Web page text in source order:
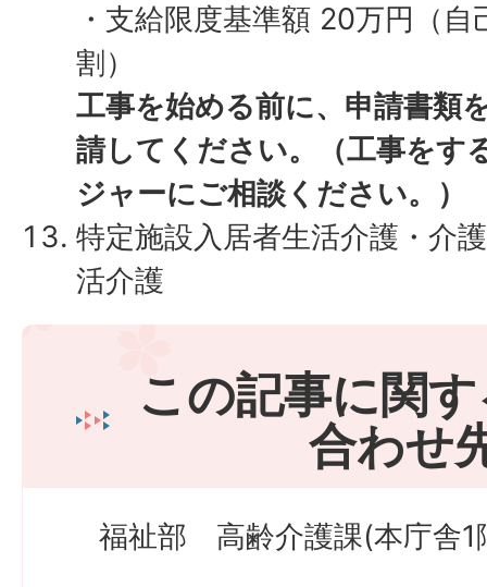
・支給限度基準額 20万円（
割）
工事を始める前に、申請書類
請してください。（工事をす
ジャーにご相談ください。）
特定施設入居者生活介護・介
活介護
この記事に関
合わせ
福祉部 高齢介護課(本庁舎1